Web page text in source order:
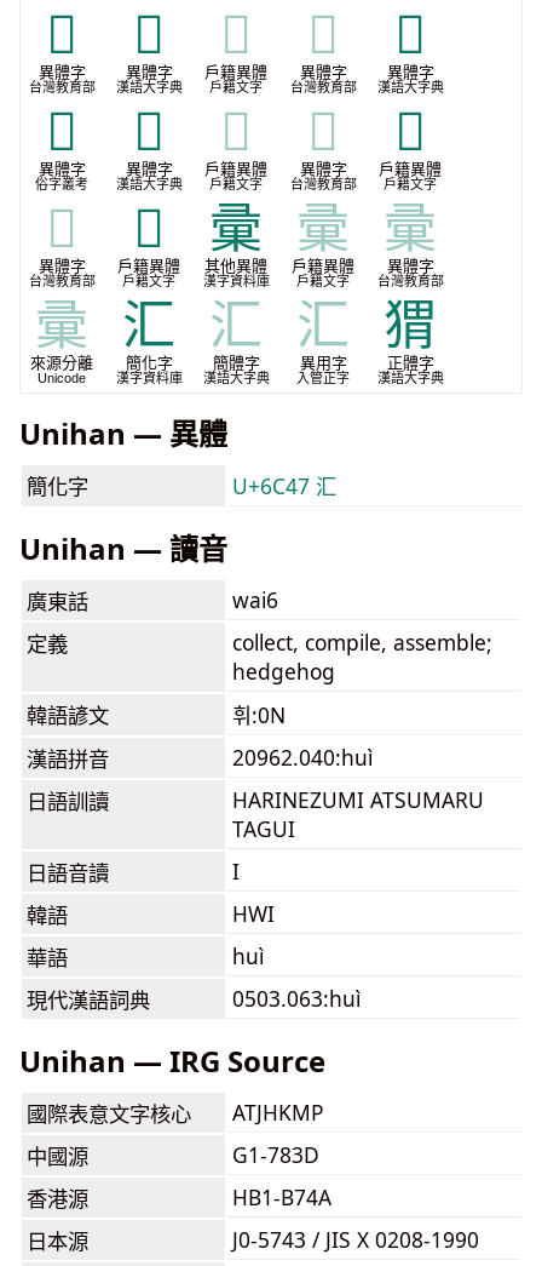
𢑭
異體字
台灣教育部
𢑷
異體字
漢語大字典
𢑷
戶籍異體
戶籍文字
𢑷
異體字
台灣教育部
𢑺
異體字
漢語大字典
𣈎
異體字
俗字叢考
𣉰
異體字
漢語大字典
𣉰
戶籍異體
戶籍文字
𣉰
異體字
台灣教育部
𦴗
戶籍異體
戶籍文字
𦴗
異體字
台灣教育部
𧳪
戶籍異體
戶籍文字
彚
其他異體
漢字資料庫
彚
戶籍異體
戶籍文字
彚
異體字
台灣教育部
彚
來源分離
Unicode
汇
簡化字
漢字資料庫
汇
簡體字
漢語大字典
汇
異用字
入管正字
猬
正體字
漢語大字典
Unihan — 異體
簡化字 U+6C47 汇
Unihan — 讀音
廣東話
wai6
定義
collect, compile, assemble;
hedgehog
韓語諺文
휘:0N
漢語拼音
20962.040:huì
日語訓讀
HARINEZUMI ATSUMARU
TAGUI
日語音讀
I
韓語
HWI
華語
huì
現代漢語詞典
0503.063:huì
Unihan — IRG Source
國際表意文字核心
ATJHKMP
中國源
G1-783D
香港源
HB1-B74A
日本源
J0-5743 / JIS X 0208-1990